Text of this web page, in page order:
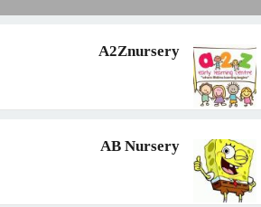
A2Znursery
AB Nursery